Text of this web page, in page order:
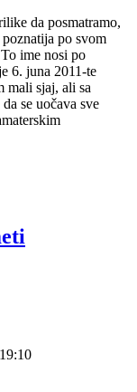
da posmatramo,
po svom
ime nosi po
6. juna 2011-te
mali sjaj, ali sa
se uočava sve